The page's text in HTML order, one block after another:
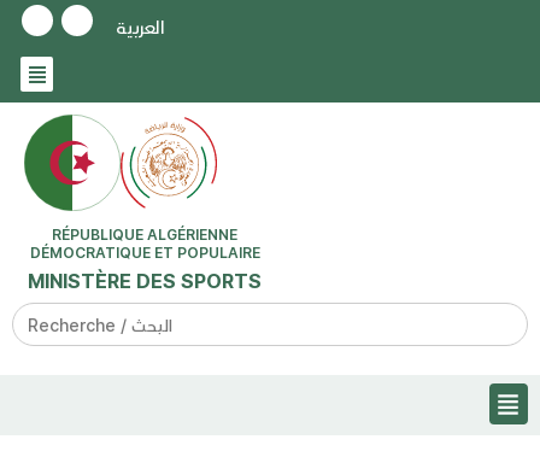
العربية
RÉPUBLIQUE ALGÉRIENNE
DÉMOCRATIQUE ET POPULAIRE
MINISTÈRE DES SPORTS
Search
for: